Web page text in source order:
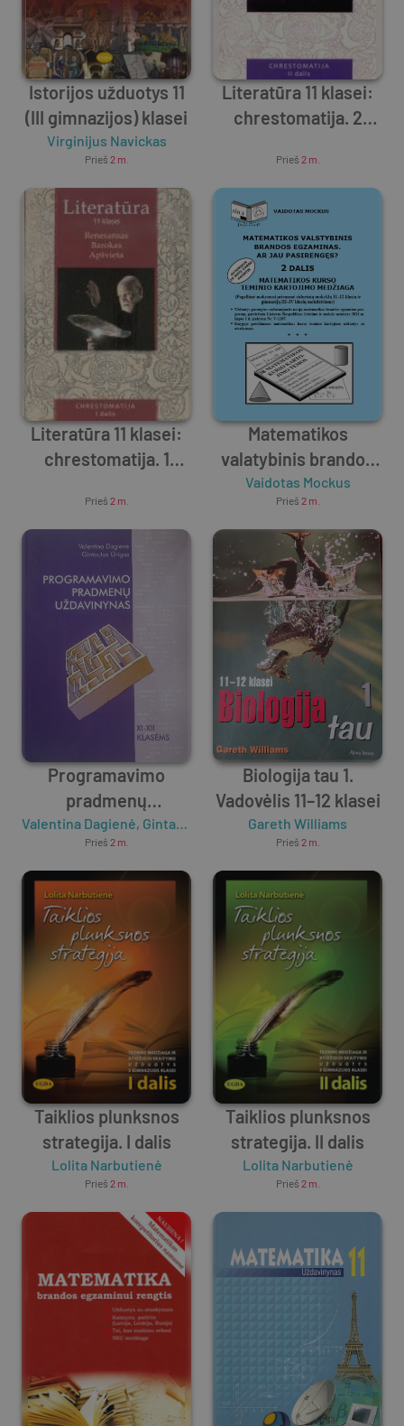
Istorijos užduotys 11
(III gimnazijos) klasei
Virginijus Navickas
Prieš 2 m.
Literatūra 11 klasei:
chrestomatija. 2
realizmas,
neoromantizmas
Prieš 2 m.
Literatūra 11 klasei:
chrestomatija. 1
Barokas, Apšvieta
Prieš 2 m.
Matematikos
valatybinis brandos
egzaminas. Ar jau
pasirengęs? 2 dalis
Vaidotas Mockus
Prieš 2 m.
Programavimo
pradmenų
uždavinynas XI–XII
klasėms
Valentina Dagienė, Gintautas Grigas
Prieš 2 m.
Biologija tau 1.
Vadovėlis 11–12 klasei
Gareth Williams
Prieš 2 m.
Taiklios plunksnos
strategija. I dalis
Lolita Narbutienė
Prieš 2 m.
Taiklios plunksnos
strategija. II dalis
Lolita Narbutienė
Prieš 2 m.